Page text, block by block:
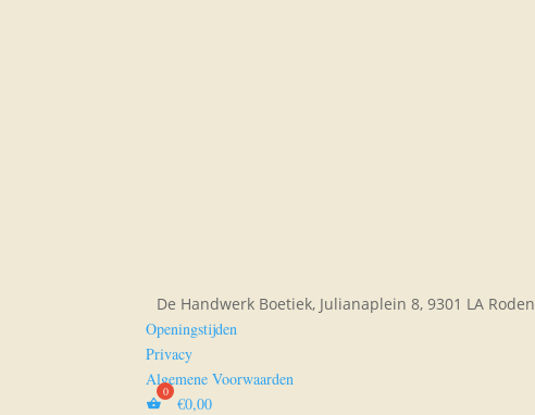
De Handwerk Boetiek, Julianaplein 8, 9301 LA Roden
Openingstijden
Privacy
Algemene Voorwaarden
€0,00